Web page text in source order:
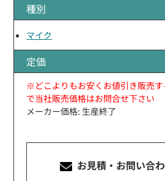
種別
マイク
定価
※どこよりもお安くお値引き販売
で当社販売価格はお問合せ下さい
メーカー価格: 生産終了
お見積・お問い合